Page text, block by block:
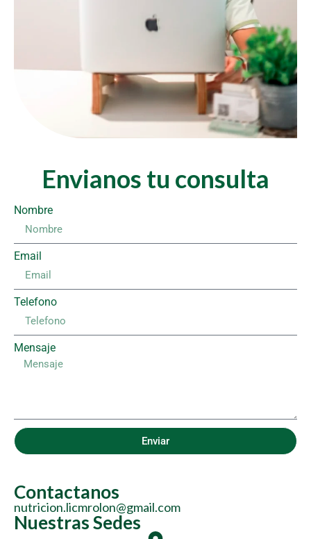
Envianos tu consulta
Nombre
Email
Telefono
Mensaje
Enviar
Contactanos
nutricion.licmrolon@gmail.com
Nuestras Sedes